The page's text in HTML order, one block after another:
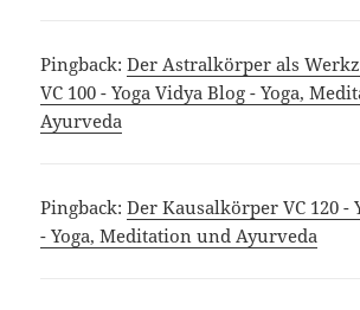
Pingback:Der Astralkörper als
VC 100 - Yoga Vidya Blog - Yoga,
Ayurveda
Pingback:Der Kausalkörper VC 120 -
- Yoga, Meditation und Ayurveda